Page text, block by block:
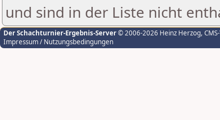
und sind in der Liste nicht
Der Schachturnier-Ergebnis-Server© 2006-2026 Heinz Herzog,
Impressum / Nutzungsbedingungen